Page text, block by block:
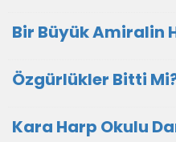
Bir Büyük Amiralin
Özgürlükler Bitti
Kara Harp Okulu